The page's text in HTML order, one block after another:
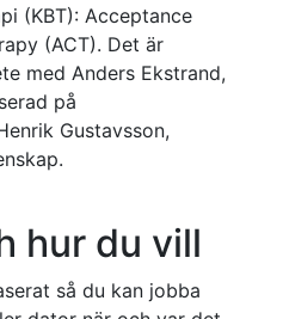
(KBT): Acceptance
(ACT). Det är
med Anders Ekstrand,
på
Gustavsson,
hur du vill
så du kan jobba